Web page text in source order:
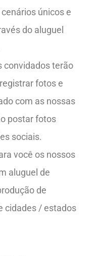
únicos e
do aluguel
convidados terão
fotos e
com as nossas
postar fotos
sociais.
você os nossos
aluguel de
de
cidades / estados